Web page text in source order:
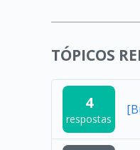
TÓPICOS
4
respostas